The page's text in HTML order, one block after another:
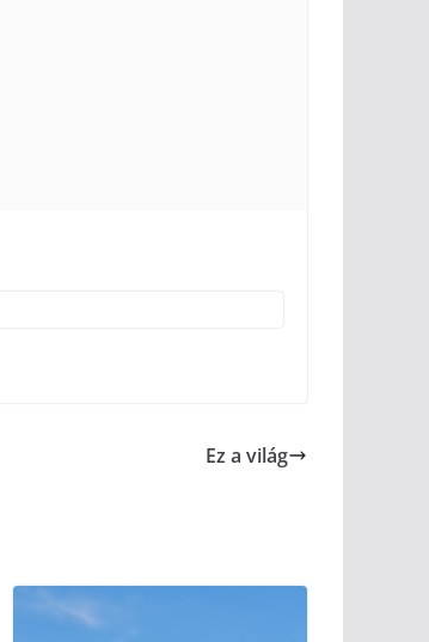
Ez a világ